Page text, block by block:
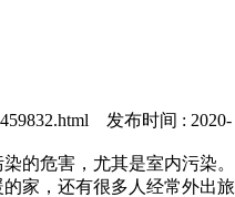
发布时间 : 2020-
的危害，尤其是室内污染。
家，还有很多人经常外出旅